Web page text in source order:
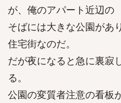
が、俺のアパート近辺の
そばには大きな公園があ
住宅街なのだ。
だが夜になると急に裏寂
る。
公園の変質者注意の看板